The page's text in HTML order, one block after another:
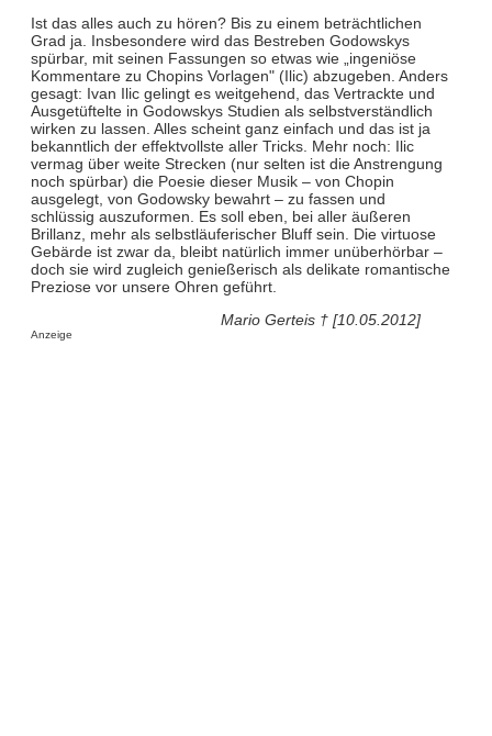
Ist das alles auch zu hören? Bis zu einem beträchtlichen
Grad ja. Insbesondere wird das Bestreben Godowskys
spürbar, mit seinen Fassungen so etwas wie „ingeniöse
Kommentare zu Chopins Vorlagen" (Ilic) abzugeben. Anders
gesagt: Ivan Ilic gelingt es weitgehend, das Vertrackte und
Ausgetüftelte in Godowskys Studien als selbstverständlich
wirken zu lassen. Alles scheint ganz einfach und das ist ja
bekanntlich der effektvollste aller Tricks. Mehr noch: Ilic
vermag über weite Strecken (nur selten ist die Anstrengung
noch spürbar) die Poesie dieser Musik – von Chopin
ausgelegt, von Godowsky bewahrt – zu fassen und
schlüssig auszuformen. Es soll eben, bei aller äußeren
Brillanz, mehr als selbstläuferischer Bluff sein. Die virtuose
Gebärde ist zwar da, bleibt natürlich immer unüberhörbar –
doch sie wird zugleich genießerisch als delikate romantische
Preziose vor unsere Ohren geführt.
Mario Gerteis † [10.05.2012]
Anzeige